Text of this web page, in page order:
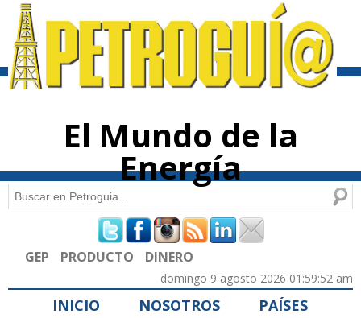
contenido
El Mundo de la
Energía
Formulario de búsqueda
Buscar
GEP PRODUCTO DINERO
domingo 9 agosto 2026 01:59:52 am
INICIO NOSOTROS
PAÍSES